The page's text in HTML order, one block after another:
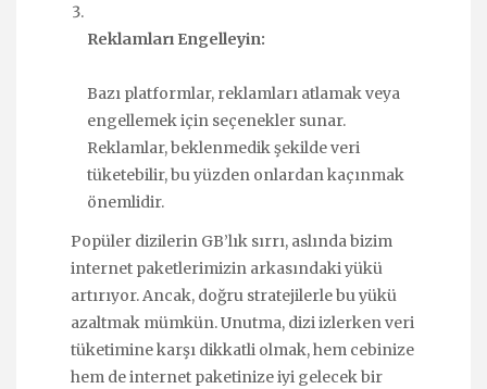
Reklamları Engelleyin:
Bazı platformlar, reklamları atlamak veya
engellemek için seçenekler sunar.
Reklamlar, beklenmedik şekilde veri
tüketebilir, bu yüzden onlardan kaçınmak
önemlidir.
Popüler dizilerin GB’lık sırrı, aslında bizim
internet paketlerimizin arkasındaki yükü
artırıyor. Ancak, doğru stratejilerle bu yükü
azaltmak mümkün. Unutma, dizi izlerken veri
tüketimine karşı dikkatli olmak, hem cebinize
hem de internet paketinize iyi gelecek bir